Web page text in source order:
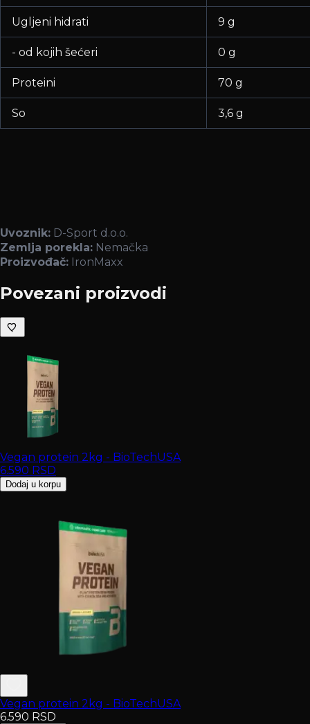
Ugljeni hidrati 9 g
- od kojih šećeri 0 g
Proteini 70 g
So 3,6 g
Uvoznik: D-Sport d.o.o.
Zemlja porekla: Nemačka
Proizvođač: IronMaxx
Povezani proizvodi
Vegan protein 2kg - BioTechUSA
6.590 RSD
Dodaj u korpu
Vegan protein 2kg - BioTechUSA
6.590 RSD